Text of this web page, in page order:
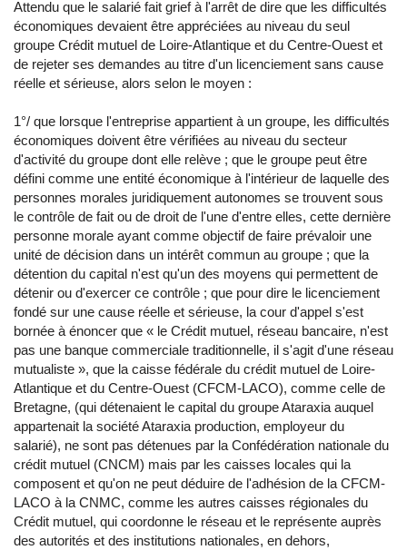
Attendu que le salarié fait grief à l'arrêt de dire que les difficultés
économiques devaient être appréciées au niveau du seul
groupe Crédit mutuel de Loire-Atlantique et du Centre-Ouest et
de rejeter ses demandes au titre d'un licenciement sans cause
réelle et sérieuse, alors selon le moyen :
1°/ que lorsque l'entreprise appartient à un groupe, les difficultés
économiques doivent être vérifiées au niveau du secteur
d'activité du groupe dont elle relève ; que le groupe peut être
défini comme une entité économique à l'intérieur de laquelle des
personnes morales juridiquement autonomes se trouvent sous
le contrôle de fait ou de droit de l'une d'entre elles, cette dernière
personne morale ayant comme objectif de faire prévaloir une
unité de décision dans un intérêt commun au groupe ; que la
détention du capital n'est qu'un des moyens qui permettent de
détenir ou d'exercer ce contrôle ; que pour dire le licenciement
fondé sur une cause réelle et sérieuse, la cour d'appel s'est
bornée à énoncer que « le Crédit mutuel, réseau bancaire, n'est
pas une banque commerciale traditionnelle, il s'agit d'une réseau
mutualiste », que la caisse fédérale du crédit mutuel de Loire-
Atlantique et du Centre-Ouest (CFCM-LACO), comme celle de
Bretagne, (qui détenaient le capital du groupe Ataraxia auquel
appartenait la société Ataraxia production, employeur du
salarié), ne sont pas détenues par la Confédération nationale du
crédit mutuel (CNCM) mais par les caisses locales qui la
composent et qu'on ne peut déduire de l'adhésion de la CFCM-
LACO à la CNMC, comme les autres caisses régionales du
Crédit mutuel, qui coordonne le réseau et le représente auprès
des autorités et des institutions nationales, en dehors,